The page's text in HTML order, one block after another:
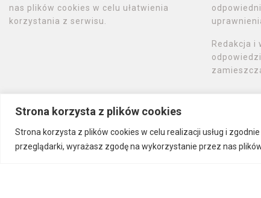
Strona korzysta z plików cookies
Strona korzysta z plików cookies w celu realizacji usług i
przeglądarki, wyrażasz zgodę na wykorzystanie przez nas
nas plików cookies w celu ułatwienia
korzystania z serwisu.
Redakcja i